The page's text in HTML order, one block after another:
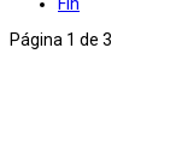
Página 1 de 3